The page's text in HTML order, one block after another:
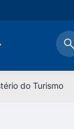
do Turismo